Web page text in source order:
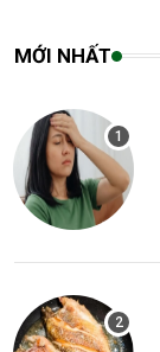
MỚI NHẤT